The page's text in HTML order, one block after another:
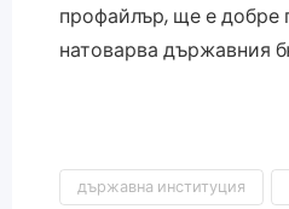
профайлър, ще е добре
натоварва държавния
държавна институция